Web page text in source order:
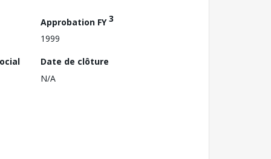
Approbation FY3
1999
Date de clôture
N/A